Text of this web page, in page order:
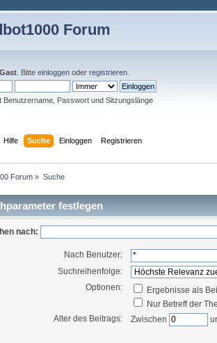
Forum
Gast . Bitte einloggen oder registrieren
Benutzername, Passwort und Sitzungslänge
Hilfe Suche Einloggen Registrieren
Forum » Suche
festlegen
nach:
Nach Benutzer:
Suchreihenfolge:
Optionen:
Ergebnisse als
Nur Betreff der
Alter des Beitrags:
Zwischen